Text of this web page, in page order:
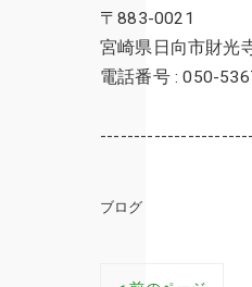
〒883-0021
宮崎県日向市財光
電話番号 : 050-
ブログ